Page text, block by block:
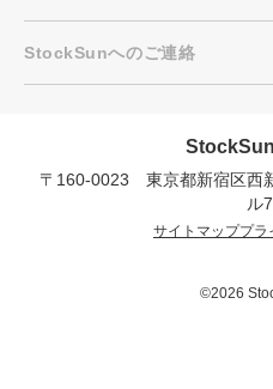
プロに無料相談をする
StockSunへのご連絡
〒160-0023 東京都新宿区西
ル
サイトマッププラ
©2026